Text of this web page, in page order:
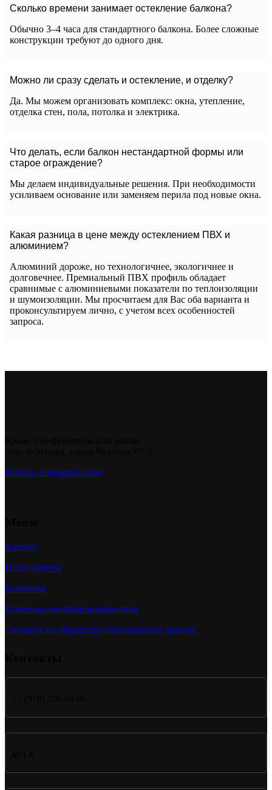
Сколько времени занимает остекление балкона?
Обычно 3–4 часа для стандартного балкона. Более сложные
конструкции требуют до одного дня.
Можно ли сразу сделать и остекление, и отделку?
Да. Мы можем организовать комплекс: окна, утепление,
отделка стен, пола, потолка и электрика.
Что делать, если балкон нестандартной формы или
старое ограждение?
Мы делаем индивидуальные решения. При необходимости
усиливаем основание или заменяем перила под новые окна.
Какая разница в цене между остеклением ПВХ и
алюминием?
Алюминий дороже, но технологичнее, экологичнее и
долговечнее. Премиальный ПВХ профиль обладает
сравнимые с алюминиевыми показатели по теплоизоляции
и шумоизоляции. Мы просчитаем для Вас оба варианта и
проконсультируем лично, с учетом всех особенностей
запроса.
finestra.ceor@gmail.com
Каталог
Наши работы
Контакты
Политика конфиденциальности
Согласие на обработку персональных данных